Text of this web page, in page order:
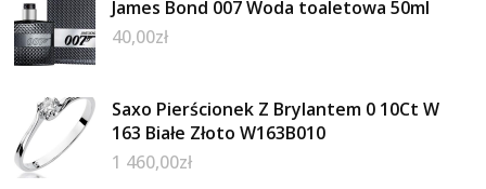
James Bond 007 Woda toaletowa 50ml
40,00zł
Saxo Pierścionek Z Brylantem 0 10Ct W
163 Białe Złoto W163B010
1 460,00zł